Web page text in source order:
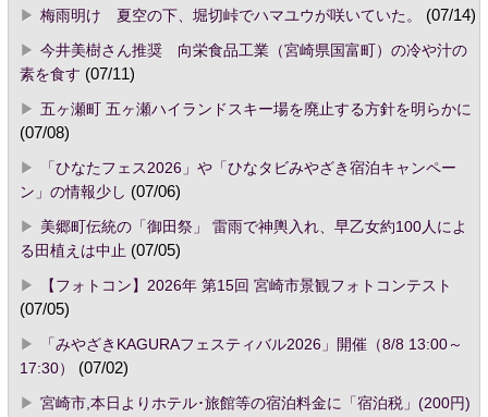
梅雨明け 夏空の下、堀切峠でハマユウが咲いていた。
(07/14)
今井美樹さん推奨 向栄食品工業（宮崎県国富町）の冷や汁の
素を食す (07/11)
五ヶ瀬町 五ヶ瀬ハイランドスキー場を廃止する方針を明らかに
(07/08)
「ひなたフェス2026」や「ひなタビみやざき宿泊キャンペー
ン」の情報少し (07/06)
美郷町伝統の「御田祭」 雷雨で神輿入れ、早乙女約100人によ
る田植えは中止 (07/05)
【フォトコン】2026年 第15回 宮崎市景観フォトコンテスト
(07/05)
「みやざきKAGURAフェスティバル2026」開催（8/8 13:00～
17:30）
(07/02)
宮崎市,本日よりホテル･旅館等の宿泊料金に「宿泊税」(200円)